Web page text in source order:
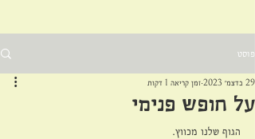
פוסט
על חופש פנימי
29 בדצמ׳ 2023 זמן קריאה 1 דקות
הגוף שלנו מכווץ.